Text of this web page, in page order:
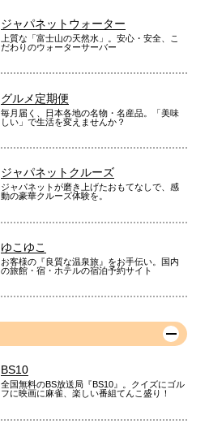
ジャパネットウォーター
上質な「富士山の天然水」。安心・安全、こ
だわりのウォーターサーバー
グルメ定期便
毎月届く、日本各地の名物・名産品。「美味
しい」で生活を変えませんか？
ジャパネットクルーズ
ジャパネットが磨き上げたおもてなしで、感
動の豪華クルーズ体験を。
ゆこゆこ
お客様の『良質な温泉旅』をお手伝い。国内
の旅館・宿・ホテルの宿泊予約サイト
BS10
全国無料のBS放送局『BS10』。クイズにゴル
フに映画に麻雀、楽しい番組てんこ盛り！